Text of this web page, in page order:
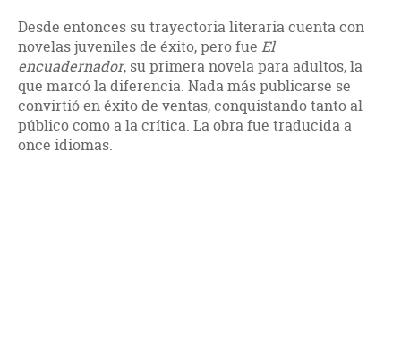
Desde entonces su trayectoria literaria cuenta con
novelas juveniles de éxito, pero fue El
encuadernador, su primera novela para adultos, la
que marcó la diferencia. Nada más publicarse se
convirtió en éxito de ventas, conquistando tanto al
público como a la crítica. La obra fue traducida a
once idiomas.